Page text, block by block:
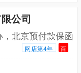
公司
北京预付款保函
网店第4年 百